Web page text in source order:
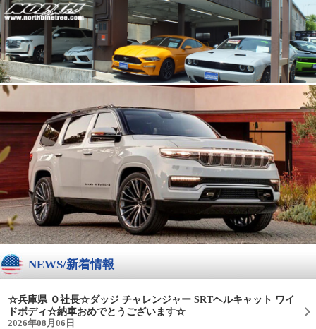
NEWS/新着情報
☆兵庫県 Ｏ社長☆ダッジ チャレンジャー SRTヘルキャット ワイ
ドボディ☆納車おめでとうございます☆
2026年08月06日